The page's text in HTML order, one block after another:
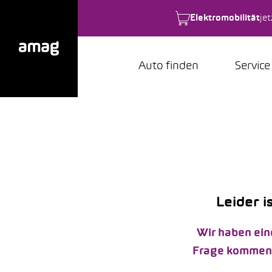
Elektromobilität
Auto finden Service
Leider
Wir haben
Frage